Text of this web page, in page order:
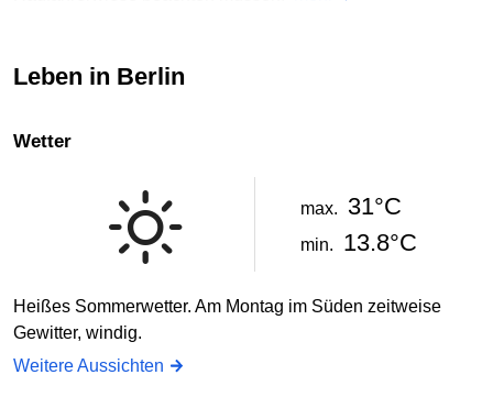
Leben in Berlin
Wetter
max. 31°C
min. 13.8°C
Heißes Sommerwetter. Am Montag im Süden zeitweise
Gewitter, windig.
Weitere Aussichten